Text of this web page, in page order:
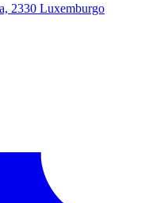
2330 Luxemburgo